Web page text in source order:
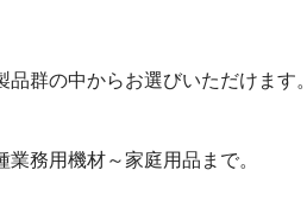
群の中からお選びいただけます。
務用機材～家庭用品まで。